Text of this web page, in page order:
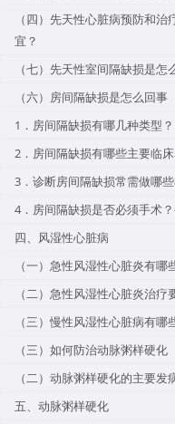
（四）先天性心脏病预防和
宜？
（七）先天性室间隔缺损是怎
（六）房间隔缺损是怎么回事
1．房间隔缺损有哪几种类型？
2．房间隔缺损有哪些主要临
3．诊断房间隔缺损常需做哪
4．房间隔缺损是否必须手术
四、风湿性心脏病
（一）急性风湿性心脏炎有哪
（二）急性风湿性心脏炎治疗
（三）慢性风湿性心脏病有
（三）如何防治动脉粥样硬化
（二）动脉粥样硬化的主要发
五、动脉粥样硬化